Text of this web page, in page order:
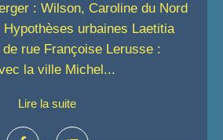
: Wilson, Caroline du Nord
urbaines Laetitia
rue Françoise Lerusse :
la ville Michel...
Lire la suite